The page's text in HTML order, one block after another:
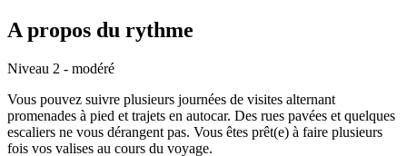
A propos du rythme
Niveau 2 - modéré
Vous pouvez suivre plusieurs journées de visites alternant
promenades à pied et trajets en autocar. Des rues pavées et quelques
escaliers ne vous dérangent pas. Vous êtes prêt(e) à faire plusieurs
fois vos valises au cours du voyage.